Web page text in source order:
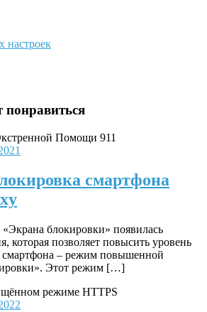
настроек
смартфона
«Экрана блокировки» появилась
которая позволяет повысить уровень
смартфона – режим повышенной
Этот режим […]